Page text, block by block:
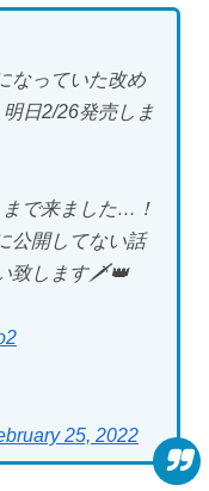
なっていた改め
日2/26発売しま
で来ました…！
公開してない話
致します🗡👑
25, 2022